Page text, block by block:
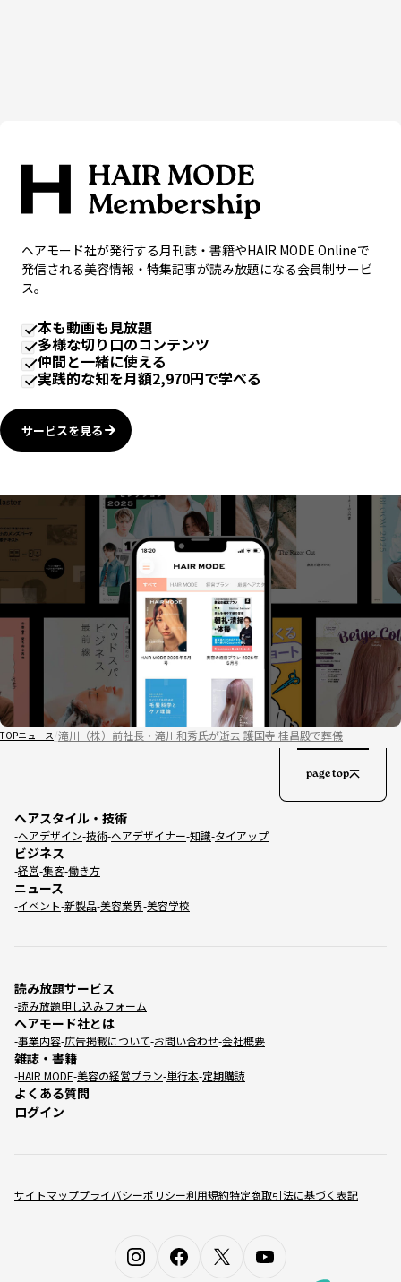
ヘアモード社が発行する月刊誌・書籍やHAIR MODE Onlineで
発信される美容情報・特集記事が読み放題になる会員制サービ
ス。
本も動画も見放題
多様な切り口のコンテンツ
仲間と一緒に使える
実践的な知を月額2,970円で学べる
サービスを見る
TOPニュース 滝川（株）前社長・滝川和秀氏が逝去 護国寺 桂昌殿で葬儀
サイトマッププライバシーポリシー利用規約特定商取引法に基づく表記
ヘアスタイル・技術
ヘアデザイン 技術 ヘアデザイナー 知識 タイアップ
ビジネス
経営 集客 働き方
ニュース
イベント 新製品 美容業界 美容学校
読み放題サービス
読み放題申し込みフォーム
ヘアモード社とは
事業内容 広告掲載について お問い合わせ 会社概要
雑誌・書籍
HAIR MODE 美容の経営プラン 単行本 定期購読
よくある質問
ログイン
page top